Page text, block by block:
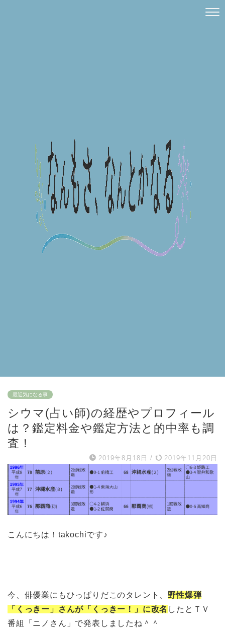
最近気になる事
シウマ(占い師)の経歴やプロフィール
は？鑑定料金や鑑定方法と的中率も調
査！
2019年8月18日 / 2019年11月20日
こんにちは！takochiです♪
今、俳優業にもひっぱりだこのタレント、 野性爆弾
「くっきー」さんが「くっきー！」に改名 したとＴＶ
番組「ニノさん」で発表しましたね＾＾